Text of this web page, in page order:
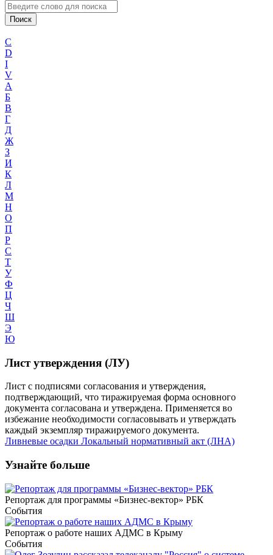
C
D
I
V
А
Б
В
Г
Д
Ж
З
И
К
Л
М
Н
О
П
Р
С
Т
У
Ф
Ц
Ч
Ш
Э
Ю
Лист утверждения (ЛУ)
Лист с подписями согласования и утверждения,
подтверждающий, что тиражируемая форма основного
документа согласована и утверждена. Применяется во
избежание необходимости согласовывать и утверждать
каждый экземпляр тиражируемого документа.
Ливневые осадки Локальный нормативный акт (ЛНА)
Узнайте больше
Репортаж для программы «Бизнес-вектор» РБК
События
Репортаж о работе наших АДМС в Крыму
События